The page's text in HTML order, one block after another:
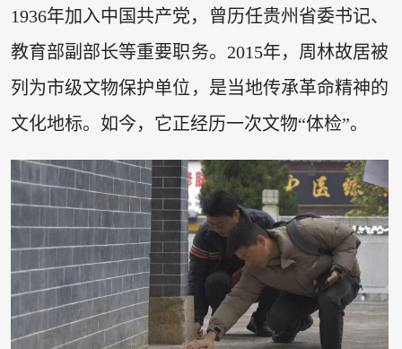
1936年加入中国共产党，曾历任贵州省委书记、
教育部副部长等重要职务。2015年，周林故居被
列为市级文物保护单位，是当地传承革命精神的
文化地标。如今，它正经历一次文物“体检”。